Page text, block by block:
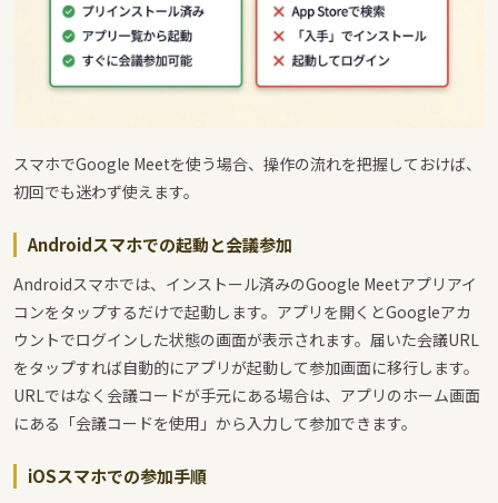
スマホでGoogle Meetを使う場合、操作の流れを把握しておけば、
初回でも迷わず使えます。
Androidスマホでの起動と会議参加
Androidスマホでは、インストール済みのGoogle Meetアプリアイ
コンをタップするだけで起動します。アプリを開くとGoogleアカ
ウントでログインした状態の画面が表示されます。届いた会議URL
をタップすれば自動的にアプリが起動して参加画面に移行します。
URLではなく会議コードが手元にある場合は、アプリのホーム画面
にある「会議コードを使用」から入力して参加できます。
iOSスマホでの参加手順